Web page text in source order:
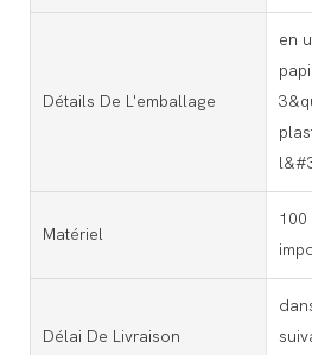
Détails De L'emballage
en
Matériel
Délai De Livraison